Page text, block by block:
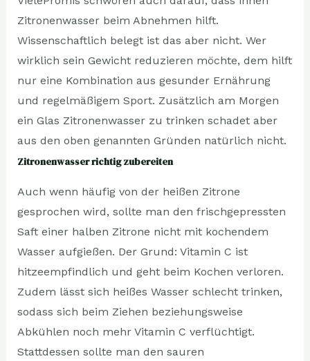
Zitronenwasser beim Abnehmen hilft.
Wissenschaftlich belegt ist das aber nicht. Wer
wirklich sein Gewicht reduzieren möchte, dem hilft
nur eine Kombination aus gesunder Ernährung
und regelmäßigem Sport. Zusätzlich am Morgen
ein Glas Zitronenwasser zu trinken schadet aber
aus den oben genannten Gründen natürlich nicht.
Zitronenwasser richtig zubereiten
Auch wenn häufig von der heißen Zitrone
gesprochen wird, sollte man den frischgepressten
Saft einer halben Zitrone nicht mit kochendem
Wasser aufgießen. Der Grund: Vitamin C ist
hitzeempfindlich und geht beim Kochen verloren.
Zudem lässt sich heißes Wasser schlecht trinken,
sodass sich beim Ziehen beziehungsweise
Abkühlen noch mehr Vitamin C verflüchtigt.
Stattdessen sollte man den sauren